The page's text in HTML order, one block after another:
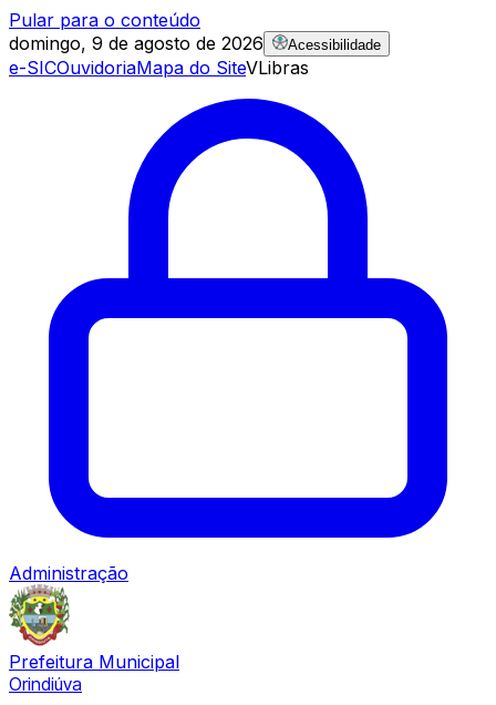
Pular para o conteúdo
domingo, 9 de agosto de 2026
Acessibilidade
e-SICOuvidoriaMapa do SiteVLibras
Administração
Prefeitura Municipal
Orindiúva